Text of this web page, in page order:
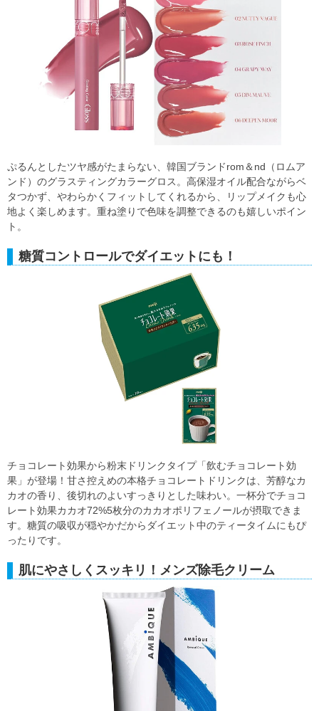
ぷるんとしたツヤ感がたまらない、韓国ブランドrom＆nd（ロムア
ンド）のグラスティングカラーグロス。高保湿オイル配合ながらベ
タつかず、やわらかくフィットしてくれるから、リップメイクも心
地よく楽しめます。重ね塗りで色味を調整できるのも嬉しいポイン
ト。
糖質コントロールでダイエットにも！
チョコレート効果から粉末ドリンクタイプ「飲むチョコレート効
果」が登場！甘さ控えめの本格チョコレートドリンクは、芳醇なカ
カオの香り、後切れのよいすっきりとした味わい。一杯分でチョコ
レート効果カカオ72%5枚分のカカオポリフェノールが摂取できま
す。糖質の吸収が穏やかだからダイエット中のティータイムにもぴ
ったりです。
肌にやさしくスッキリ！メンズ除毛クリーム